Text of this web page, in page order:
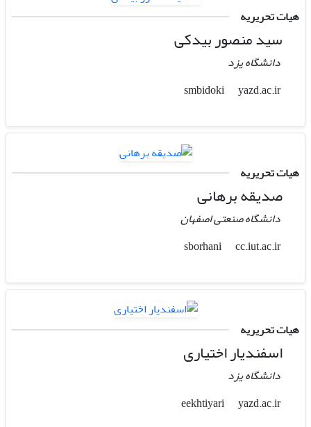
هیات تحریریه
سید منصور بیدکی
دانشگاه یزد
smbidoki
yazd.ac.ir
هیات تحریریه
صدیقه برهانی
دانشگاه صنعتی اصفهان
sborhani
cc.iut.ac.ir
هیات تحریریه
اسفندیار اختیاری
دانشگاه یزد
eekhtiyari
yazd.ac.ir